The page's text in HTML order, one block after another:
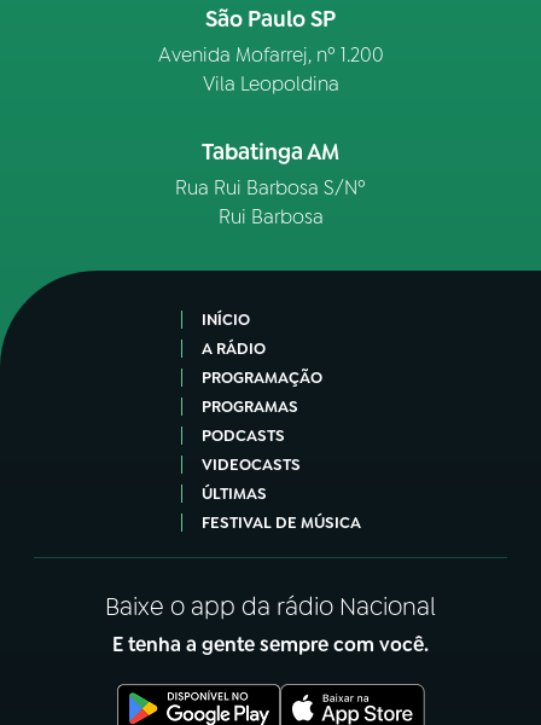
São Paulo SP
Avenida Mofarrej, nº 1.200
Vila Leopoldina
Tabatinga AM
Rua Rui Barbosa S/Nº
Rui Barbosa
INÍCIO
A RÁDIO
PROGRAMAÇÃO
PROGRAMAS
PODCASTS
VIDEOCASTS
ÚLTIMAS
FESTIVAL DE MÚSICA
Baixe o app da rádio Nacional
E tenha a gente sempre com você.